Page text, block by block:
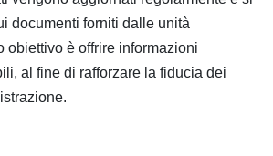
documenti forniti dalle unità
obiettivo è offrire informazioni
al fine di rafforzare la fiducia dei